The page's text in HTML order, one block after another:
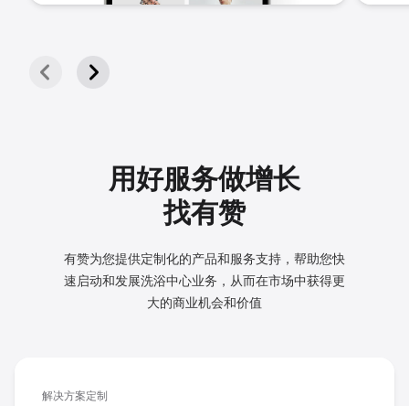
用好服务做增长
找有赞
有赞为您提供定制化的产品和服务支持，帮助您快
速启动和发展洗浴中心业务，从而在市场中获得更
大的商业机会和价值
解决方案定制